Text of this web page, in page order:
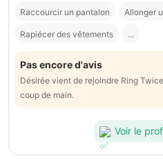
Raccourcir un pantalon Allonger
Rapiécer des vêtements ...
Pas encore d'avis
Désirée vient de rejoindre Ring
coup de main.
Voir le